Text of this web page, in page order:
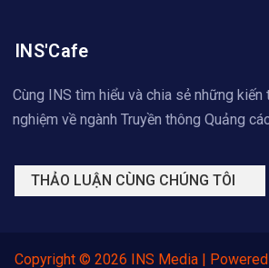
INS'Cafe
Cùng INS tìm hiểu và chia sẻ những
nghiệm về ngành Truyền thông Quảng
THẢO LUẬN CÙNG CHÚNG TÔI
Copyright © 2026 INS Media |